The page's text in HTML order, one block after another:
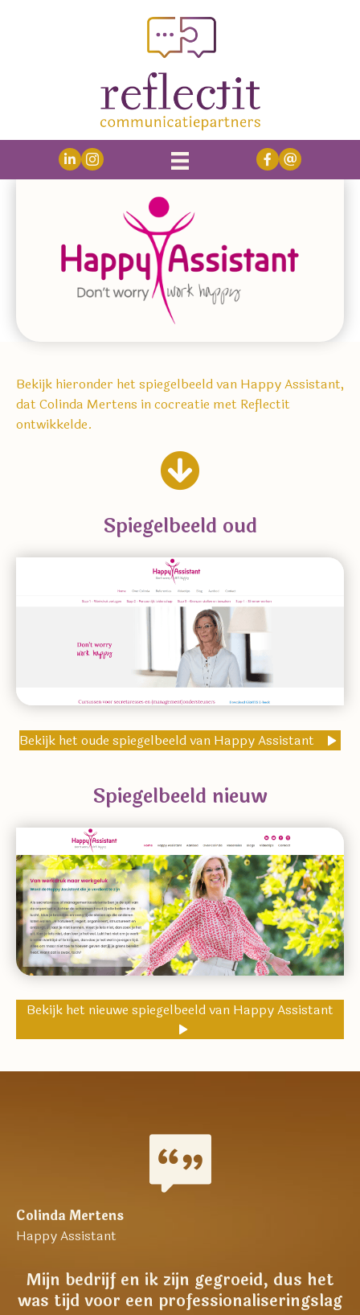
Bekijk hieronder het spiegelbeeld van Happy Assistant,
dat Colinda Mertens in cocreatie met Reflectit
ontwikkelde.
Spiegelbeeld oud
Bekijk het oude spiegelbeeld van Happy Assistant
Spiegelbeeld nieuw
Bekijk het nieuwe spiegelbeeld van Happy Assistant
Colinda Mertens
Happy Assistant
Mijn bedrijf en ik zijn gegroeid, dus het
was tijd voor een professionaliseringslag